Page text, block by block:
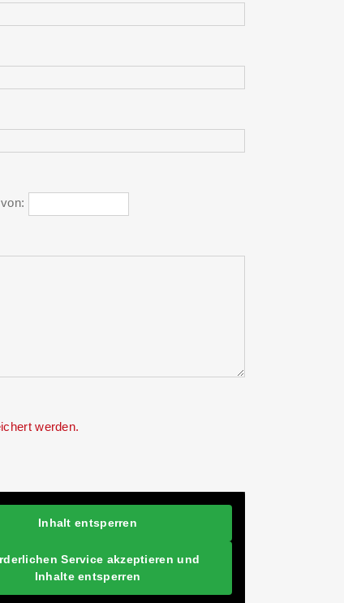
werden.
Inhalt entsperren
Service akzeptieren und
Inhalte entsperren